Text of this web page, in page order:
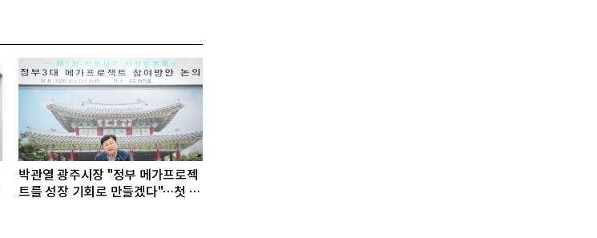
박관열 광주시장 "정부 메가프로젝
트를 성장 기회로 만들겠다"…첫 시